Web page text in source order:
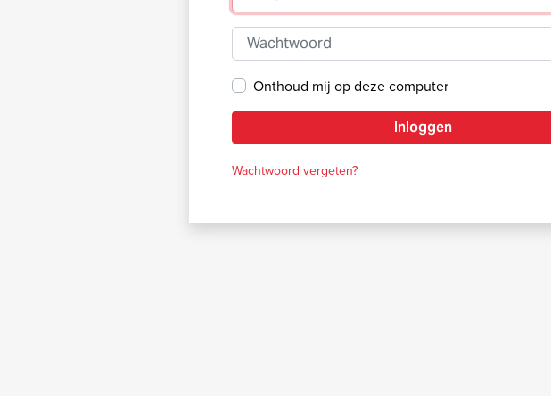
Wachtwoord
Onthoud mij op deze computer
Inloggen
Wachtwoord vergeten?